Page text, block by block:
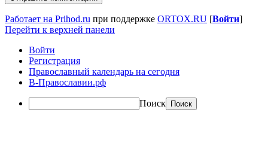
Работает на Prihod.ru при поддержке ORTOX.RU [Войти]
Перейти к верхней панели
Войти
Регистрация
Православный календарь на сегодня
В-Православии.рф
Поиск